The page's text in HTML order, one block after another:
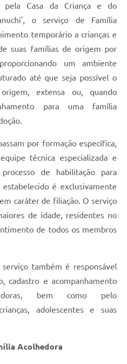
pela Casa da Criança e do
o serviço de Família
temporário a crianças e
suas famílias de origem por
um ambiente
até que seja possível o
extensa ou, quando
para uma família
por formação específica,
técnica especializada e
de habilitação para
é exclusivamente
caráter de filiação. O serviço
de idade, residentes no
de todos os membros
também é responsável
cadastro e acompanhamento
bem como pelo
adolescentes e suas
Acolhedora